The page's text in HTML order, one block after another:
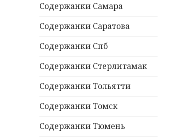
Содержанки Самара
Содержанки Саратова
Содержанки Спб
Содержанки Стерлитамак
Содержанки Тольятти
Содержанки Томск
Содержанки Тюмень